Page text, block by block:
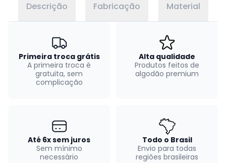
Descrição Fabricação Material
Primeira troca grátis
A primeira troca é
gratuita, sem
complicação
Alta qualidade
Produtos feitos de
algodão premium
Até 6x sem juros
Sem mínimo
necessário
Todo o Brasil
Envio para todas
regiões brasileiras